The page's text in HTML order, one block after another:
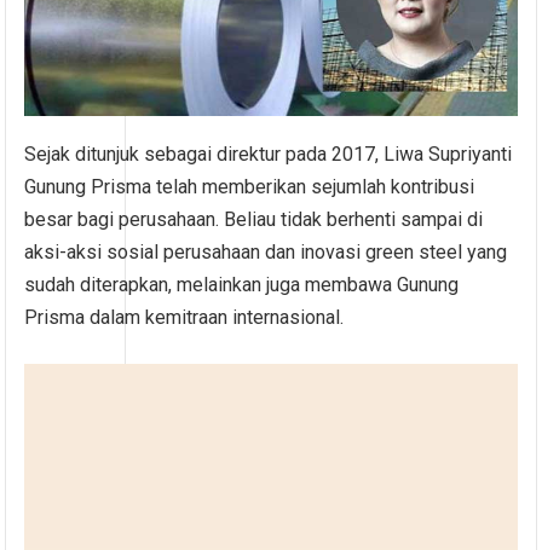
Sejak ditunjuk sebagai direktur pada 2017, Liwa Supriyanti
Gunung Prisma telah memberikan sejumlah kontribusi
besar bagi perusahaan. Beliau tidak berhenti sampai di
aksi-aksi sosial perusahaan dan inovasi green steel yang
sudah diterapkan, melainkan juga membawa Gunung
Prisma dalam kemitraan internasional.